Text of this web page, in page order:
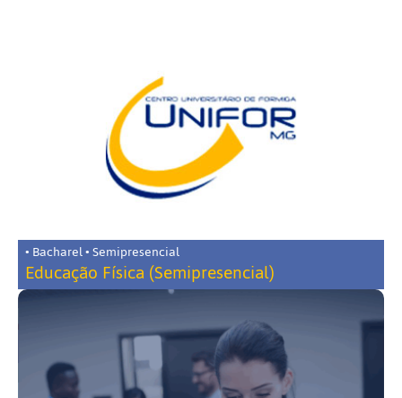
• Bacharel • Semipresencial
Educação Física (Semipresencial)